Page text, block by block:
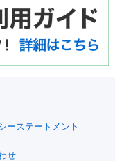
ーステートメント
せ